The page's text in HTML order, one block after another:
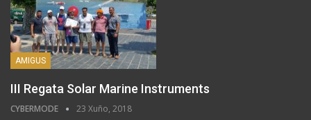
AMIGUS
III Regata Solar Marine Instruments
CYBERMODE 23 Xuño, 2018